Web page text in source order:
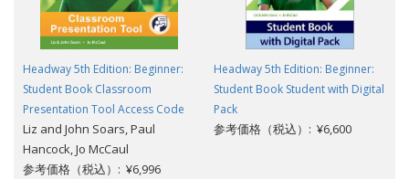
Headway 5th Edition: Beginner:
Student Book Classroom
Presentation Tool Access Code
Liz and John Soars, Paul
Hancock, Jo McCaul
参考価格（税込）: ¥6,996
Headway 5th Edition: Beginner:
Student Book Student with Digital
Pack
参考価格（税込）: ¥6,600